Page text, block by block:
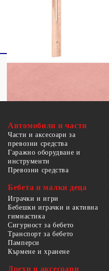
Автомобили и части
Части и аксесоари за
превозни средства
Гаражно оборудване и
инструменти
Превозни средства
Бебета и малки деца
Играчки и игри
Бебешки играчки и активна
гимнастика
Сигурност за бебето
Транспорт за бебето
Памперси
Кърмене и хранене
Дрехи и аксесоари